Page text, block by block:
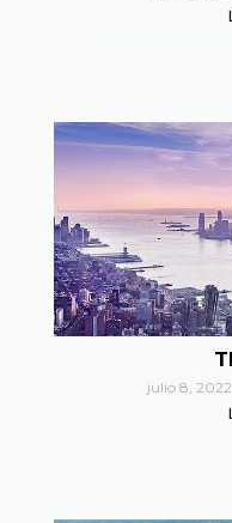
julio 8, 2022